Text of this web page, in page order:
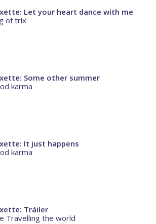
Let your heart dance with me
of trix
Some other summer
karma
It just happens
karma
Tráiler
Travelling the world